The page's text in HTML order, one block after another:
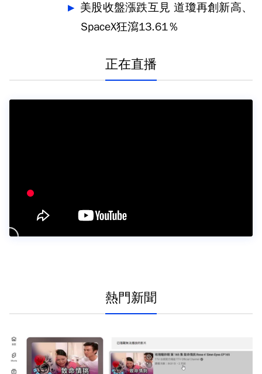
美股收盤漲跌互見 道瓊再創新高、
SpaceX狂瀉13.61％
正在直播
熱門新聞